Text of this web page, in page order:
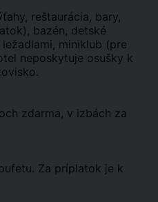
reštaurácia, bary,
bazén, detské
miniklub (pre
neposkytuje osušky k
zdarma, v izbách za
Za príplatok je k